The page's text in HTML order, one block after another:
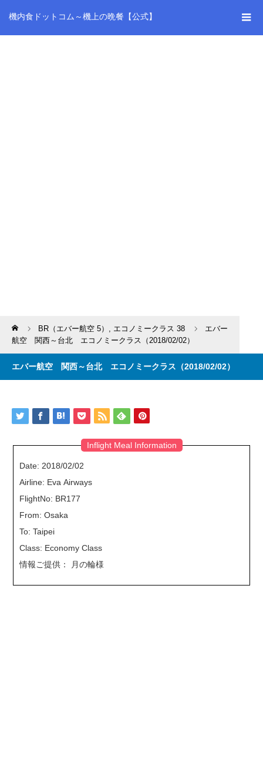
機内食ドットコム～機上の晩餐【公式】
Home BR（エバー航空 5） , エコノミークラス 38
エバー
航空 関西～台北 エコノミークラス（2018/02/02）
エバー航空 関西～台北 エコノミークラス（2018/02/02）
Inflight Meal Information
Date: 2018/02/02
Airline: Eva Airways
FlightNo: BR177
From: Osaka
To: Taipei
Class: Economy Class
情報ご提供： 月の輪​様